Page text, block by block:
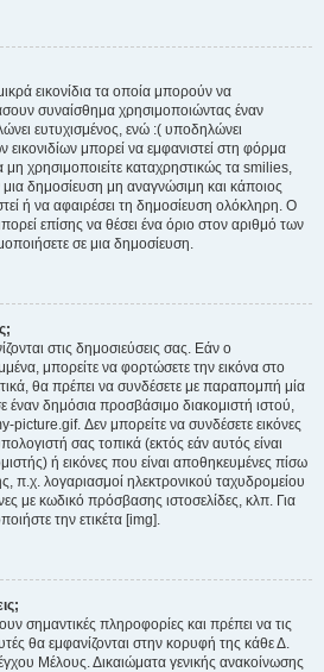
εικονίδια τα οποία μπορούν να
συναίσθημα χρησιμοποιώντας έναν
ευτυχισμένος, ενώ :( υποδηλώνει
μπορεί να εμφανιστεί στη φόρμα
χρησιμοποιείτε καταχρηστικώς τα smilies,
δημοσίευση μη αναγνώσιμη και κάποιος
ή να αφαιρέσει τη δημοσίευση ολόκληρη. Ο
επίσης να θέσει ένα όριο στον αριθμό των
σε μια δημοσίευση.
στις δημοσιεύσεις σας. Εάν ο
μπορείτε να φορτώσετε την εικόνα στο
θα πρέπει να συνδέσετε με παραπομπή μία
έναν δημόσια προσβάσιμο διακομιστή ιστού,
Δεν μπορείτε να συνδέσετε εικόνες
σας τοπικά (εκτός εάν αυτός είναι
ή εικόνες που είναι αποθηκευμένες πίσω
π.χ. λογαριασμοί ηλεκτρονικού ταχυδρομείου
με κωδικό πρόσβασης ιστοσελίδες, κλπ. Για
την ετικέτα [img].
σημαντικές πληροφορίες και πρέπει να τις
θα εμφανίζονται στην κορυφή της κάθε Δ.
Μέλους. Δικαιώματα γενικής ανακοίνωσης